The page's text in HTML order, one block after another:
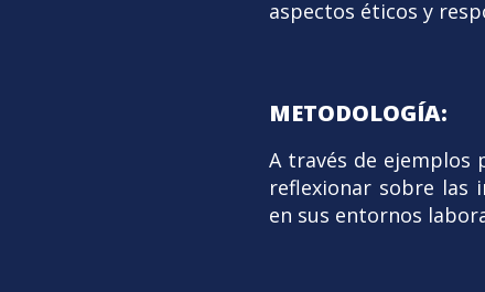
aspectos éticos y
METODOLOGÍA:
A través de ejemplos
reflexionar sobre las
en sus entornos